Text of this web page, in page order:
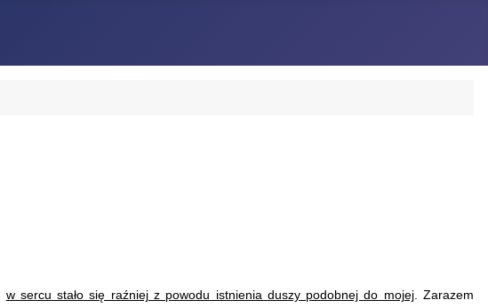
w sercu stało się raźniej z powodu istnienia duszy podobnej do mojej. Zarazem